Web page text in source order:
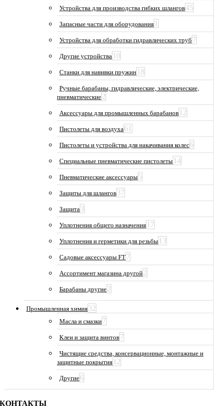
Устройства для производства гибких шлангов45
Запасные части для оборудования 1
Устройства для обработки гидравлических труб 7
Другие устройства 10
Станки для навивки пружин 18
Ручные барабаны, гидравлические, электрические,
пневматические2
Аксессуары для промышленных барабанов 12
Пистолеты для воздуха61
Пистолеты и устройства для накачивания колес6
Специальные пневматические пистолеты 14
Пневматические аксессуары5
Защиты для шлангов37
Защита3
Уплотнения общего назначения 17
Уплотнения и герметики для резьбы 13
Садовые аксессуары FT7
Ассортимент магазина другой2
Барабаны другие2
Промышленная химия32
Масла и смазки7
Клеи и защита винтов7
Чистящие средства, консервационные, монтажные и
защитные покрытия 12
Другие6
КОНТАКТЫ